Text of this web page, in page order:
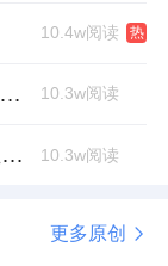
10.4w阅读 热
索菲亚：出海业务坚持“工程+零售”双轮驱动策略 10.3w阅读
藏在家居供应链深处，这家企业正在悄悄转型 10.3w阅读
更多原创